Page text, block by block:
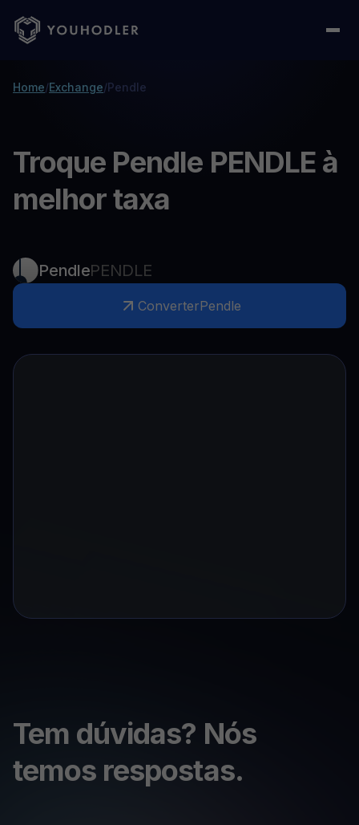
Home/Exchange/Pendle
Troque Pendle PENDLE à
melhor taxa
PendlePENDLE
ConverterPendle
Tem dúvidas? Nós
temos respostas.